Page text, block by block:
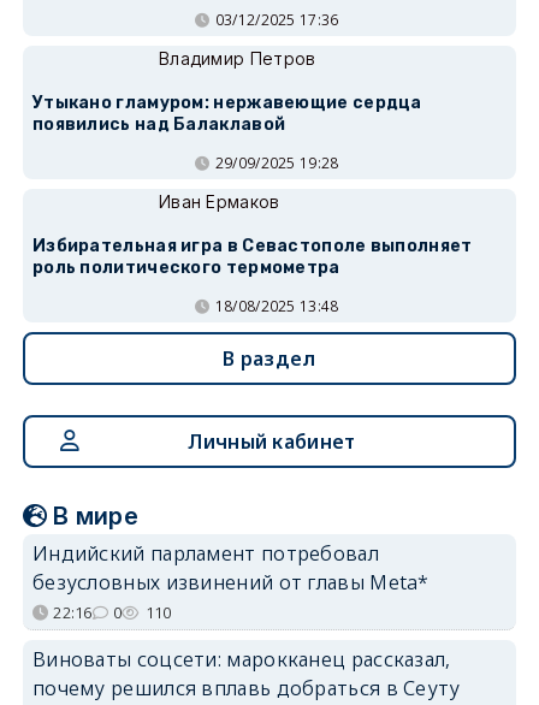
03/12/2025 17:36
Владимир Петров
Утыкано гламуром: нержавеющие сердца
появились над Балаклавой
29/09/2025 19:28
Иван Ермаков
Избирательная игра в Севастополе выполняет
роль политического термометра
18/08/2025 13:48
В раздел
Личный кабинет
В мире
Индийский парламент потребовал
безусловных извинений от главы Meta*
22:16 0 110
Виноваты соцсети: марокканец рассказал,
почему решился вплавь добраться в Сеуту